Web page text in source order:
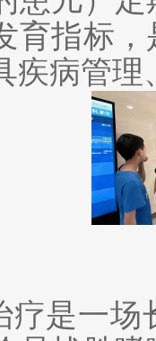
育指标
疾病管理
疗是一场